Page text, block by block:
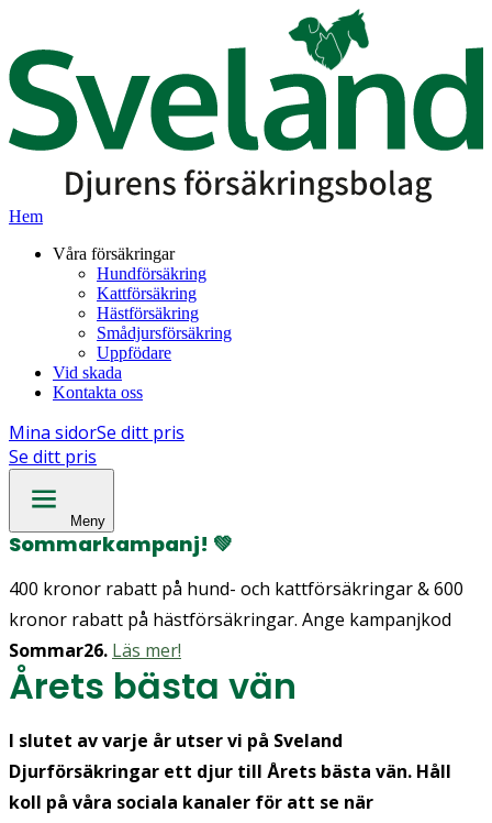
Hem
Våra försäkringar
Hundförsäkring
Kattförsäkring
Hästförsäkring
Smådjursförsäkring
Uppfödare
Vid skada
Kontakta oss
Mina sidorSe ditt pris
Se ditt pris
Meny
Sommarkampanj! 💚
400 kronor rabatt på hund- och kattförsäkringar & 600
kronor rabatt på hästförsäkringar. Ange kampanjkod
Sommar26. Läs mer!
Årets bästa vän
I slutet av varje år utser vi på Sveland
Djurförsäkringar ett djur till Årets bästa vän. Håll
koll på våra sociala kanaler för att se när